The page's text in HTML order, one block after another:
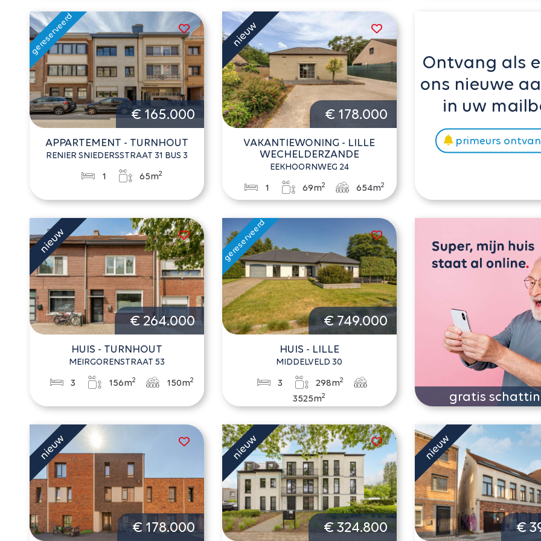
€ 165.000
APPARTEMENT - TURNHOUT
RENIER SNIEDERSSTRAAT 31 BUS 3
1 65m2
€ 178.000
VAKANTIEWONING - LILLE
WECHELDERZANDE
EEKHOORNWEG 24
1 69m2 654m2
Ontvang als
ons nieuwe
in uw
primeurs
€ 264.000
HUIS - TURNHOUT
MEIRGORENSTRAAT 53
3 156m2 150m2
€ 749.000
HUIS - LILLE
MIDDELVELD 30
3 298m2
3525m2 gratis
€ 178.000 € 324.800 €